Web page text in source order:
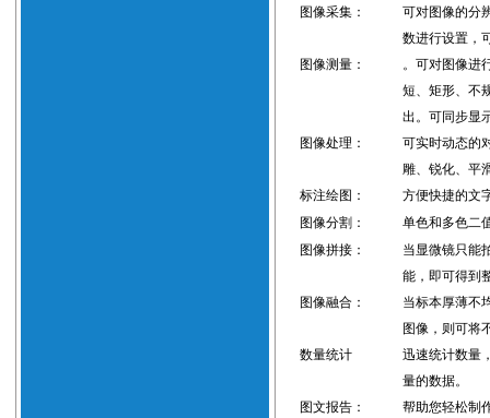
图像采集：
可对图像的分
数进行设置，
图像测量：
。可对图像进
短、矩形、不
出。可同步显
图像处理：
可实时动态的
雕、锐化、平
标注绘图：
方便快捷的文
图像分割：
单色和多色二
图像拼接：
当显微镜只能
能，即可得到
图像融合：
当标本厚薄不
图像，则可将
数量统计
迅速统计数量
量的数据。
图文报告：
帮助您轻松制